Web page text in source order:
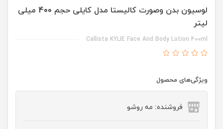
لوسیون بدن وصورت کالیستا مدل کایلی حجم 400 میلی
لیتر
Callista KYLIE Face And Body Lotion 400ml
ویژگی‌های محصول
فروشنده: مه رو‌شو